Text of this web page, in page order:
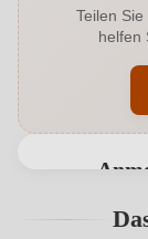
Allergene
Teilen
helfen